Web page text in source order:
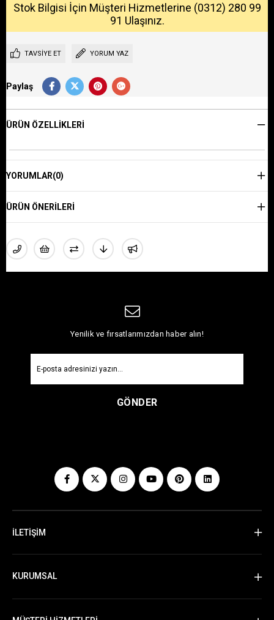
Stok Bilgisi İçin Müşteri Hizmetlerine (0312) 280 99
91 Ulaşınız.
TAVSIYE ET YORUM YAZ
Paylaş
ÜRÜN ÖZELLIKLERI
YORUMLAR(0)
ÜRÜN ÖNERILERI
Yenilik ve fırsatlarımızdan haber alın!
GÖNDER
İLETİŞİM
KURUMSAL